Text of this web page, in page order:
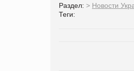
Раздел: > Новости
Теги: